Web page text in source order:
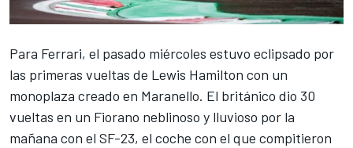
Para Ferrari, el pasado miércoles estuvo eclipsado por
las primeras vueltas de Lewis Hamilton con un
monoplaza creado en Maranello. El británico dio 30
vueltas en un Fiorano neblinoso y lluvioso por la
mañana con el SF-23, el coche con el que compitieron